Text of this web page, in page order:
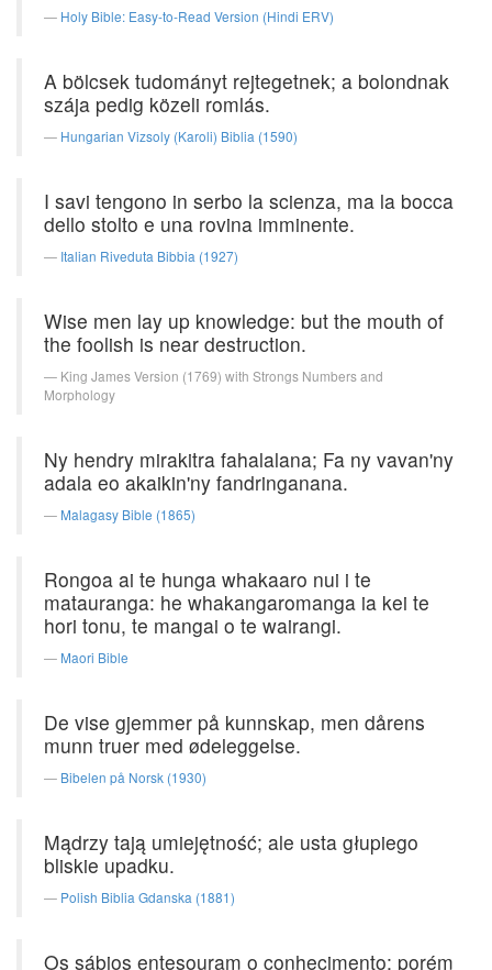
Holy Bible: Easy-to-Read Version (Hindi ERV)
A bölcsek tudományt rejtegetnek; a bolondnak
szája pedig közeli romlás.
Hungarian Vizsoly (Karoli) Biblia (1590)
I savi tengono in serbo la scienza, ma la bocca
dello stolto e una rovina imminente.
Italian Riveduta Bibbia (1927)
Wise men lay up knowledge: but the mouth of
the foolish is near destruction.
King James Version (1769) with Strongs Numbers and
Morphology
Ny hendry mirakitra fahalalana; Fa ny vavan'ny
adala eo akaikin'ny fandringanana.
Malagasy Bible (1865)
Rongoa ai te hunga whakaaro nui i te
matauranga: he whakangaromanga ia kei te
hori tonu, te mangai o te wairangi.
Maori Bible
De vise gjemmer på kunnskap, men dårens
munn truer med ødeleggelse.
Bibelen på Norsk (1930)
Mądrzy tają umiejętność; ale usta głupiego
bliskie upadku.
Polish Biblia Gdanska (1881)
Os sábios entesouram o conhecimento; porém